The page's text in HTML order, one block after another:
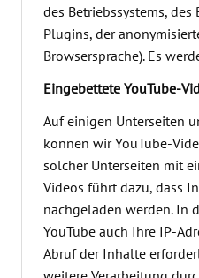
des Betriebssystems, des
Plugins, der
Browsersprache). Es
Eingebettete YouTube-
Auf einigen Unterseiten
können wir YouTube-
solcher Unterseiten mit
Videos führt dazu, dass
nachgeladen werden. In
YouTube auch Ihre IP-
Abruf der Inhalte